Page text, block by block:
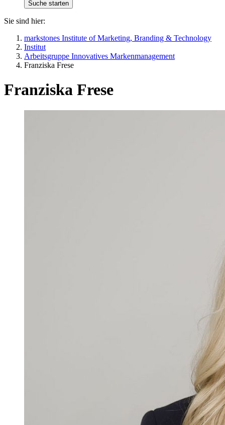
Sie sind hier:
markstones Institute of Marketing, Branding & Technology
Institut
Arbeitsgruppe Innovatives Markenmanagement
Franziska Frese
Franziska Frese